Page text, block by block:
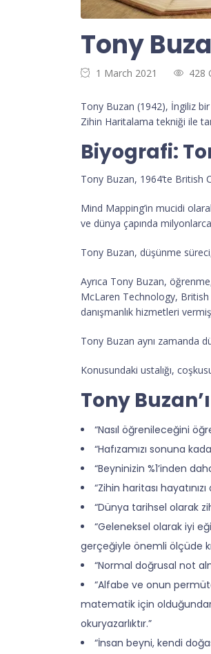
Tony
1 March 2021 428
Tony Buzan (1942), İngiliz bir
Zihin Haritalama tekniği ile
Biyografi:
Tony Buzan, 1964’te British
Mind Mapping’in mucidi
ve dünya çapında
Tony Buzan, düşünme
Ayrıca Tony Buzan,
McLaren Technology,
danışmanlık hizmetleri
Tony Buzan aynı zamanda
Konusundaki ustalığı,
Tony
“Nasıl öğrenileceğini
“Hafızamızı sonuna
“Beyninizin %1’inden
“Zihin haritası
“Dünya tarihsel olarak
“Geleneksel olarak iyi
gerçeğiyle önemli ölçüde
“Normal doğrusal not
“Alfabe ve onun
matematik için
okuryazarlıktır.”
“İnsan beyni, kendi